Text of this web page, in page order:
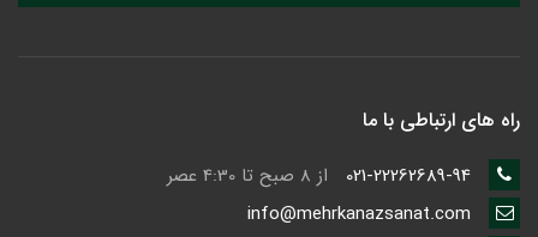
راه های ارتباطی با ما
از 8 صبح تا 4:30 عصر